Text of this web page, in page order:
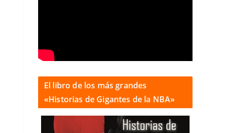
El libro de los más grandes
«Historias de Gigantes de la NBA»